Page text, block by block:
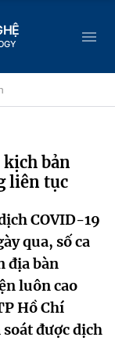
kịch bản
liên tục
COVID-19
qua, số ca
địa bàn
luôn cao
Hồ Chí
được dịch